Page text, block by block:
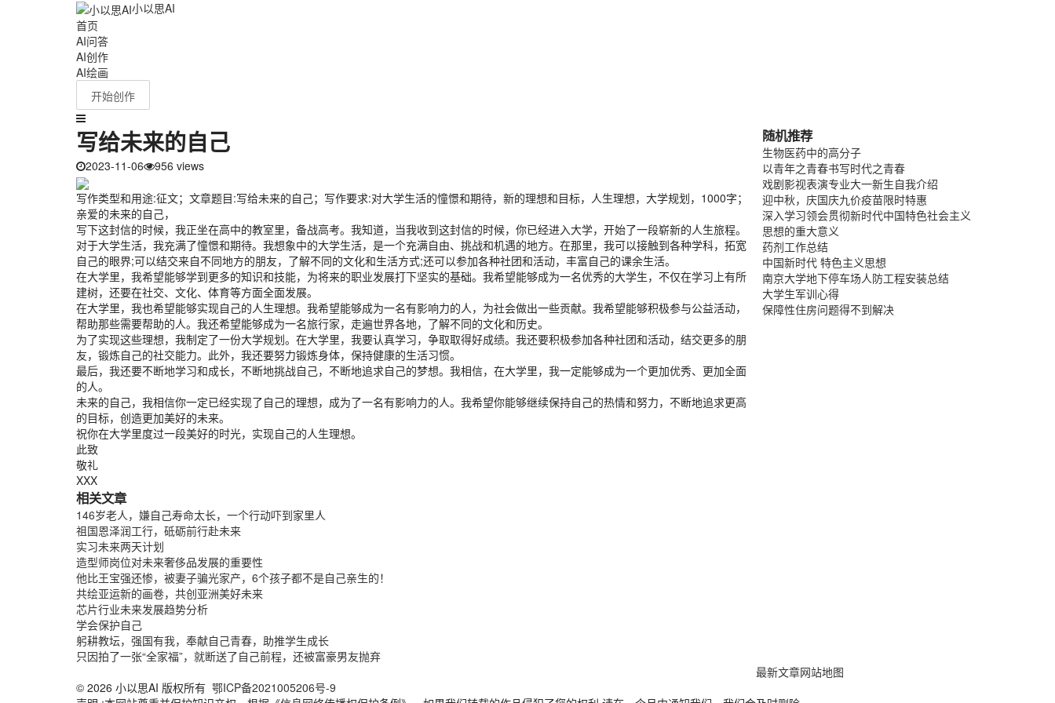
小以思AI
首页
AI问答
AI创作
AI绘画
开始创作
写给未来的自己
2023-11-06 956 views
写作类型和用途:征文；文章题目:写给未来的自己；写作要求:对大学生活的憧憬和期待，新的理想和目标，人生理想，大学规划，1000字；
亲爱的未来的自己，
写下这封信的时候，我正坐在高中的教室里，备战高考。我知道，当我收到这封信的时候，你已经进入大学，开始了一段崭新的人生旅程。
对于大学生活，我充满了憧憬和期待。我想象中的大学生活，是一个充满自由、挑战和机遇的地方。在那里，我可以接触到各种学科，拓宽
自己的眼界;可以结交来自不同地方的朋友，了解不同的文化和生活方式;还可以参加各种社团和活动，丰富自己的课余生活。
在大学里，我希望能够学到更多的知识和技能，为将来的职业发展打下坚实的基础。我希望能够成为一名优秀的大学生，不仅在学习上有所
建树，还要在社交、文化、体育等方面全面发展。
在大学里，我也希望能够实现自己的人生理想。我希望能够成为一名有影响力的人，为社会做出一些贡献。我希望能够积极参与公益活动，
帮助那些需要帮助的人。我还希望能够成为一名旅行家，走遍世界各地，了解不同的文化和历史。
为了实现这些理想，我制定了一份大学规划。在大学里，我要认真学习，争取取得好成绩。我还要积极参加各种社团和活动，结交更多的朋
友，锻炼自己的社交能力。此外，我还要努力锻炼身体，保持健康的生活习惯。
最后，我还要不断地学习和成长，不断地挑战自己，不断地追求自己的梦想。我相信，在大学里，我一定能够成为一个更加优秀、更加全面
的人。
未来的自己，我相信你一定已经实现了自己的理想，成为了一名有影响力的人。我希望你能够继续保持自己的热情和努力，不断地追求更高
的目标，创造更加美好的未来。
祝你在大学里度过一段美好的时光，实现自己的人生理想。
此致
敬礼
XXX
相关文章
146岁老人，嫌自己寿命太长，一个行动吓到家里人
祖国恩泽润工行，砥砺前行赴未来
实习未来两天计划
造型师岗位对未来奢侈品发展的重要性
他比王宝强还惨，被妻子骗光家产，6个孩子都不是自己亲生的！
共绘亚运新的画卷，共创亚洲美好未来
芯片行业未来发展趋势分析
学会保护自己
躬耕教坛，强国有我，奉献自己青春，助推学生成长
只因拍了一张“全家福”，就断送了自己前程，还被富豪男友抛弃
随机推荐
生物医药中的高分子
以青年之青春书写时代之青春
戏剧影视表演专业大一新生自我介绍
迎中秋，庆国庆九价疫苗限时特惠
深入学习领会贯彻新时代中国特色社会主义
思想的重大意义
药剂工作总结
中国新时代 特色主义思想
南京大学地下停车场人防工程安装总结
大学生军训心得
保障性住房问题得不到解决
最新文章网站地图
© 2026 小以思AI 版权所有 鄂ICP备2021005206号-9